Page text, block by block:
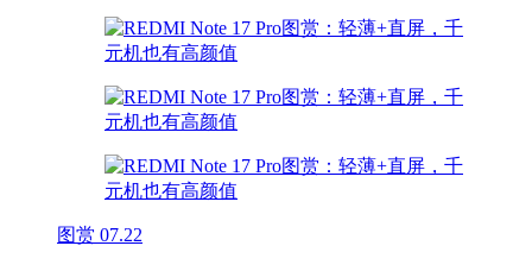
图赏 07.22